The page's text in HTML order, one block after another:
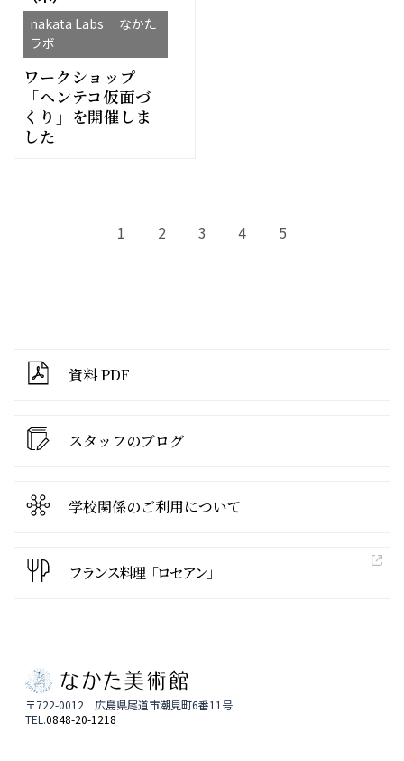
nakata Labs なかた
ラボ
ワークショップ
「ヘンテコ仮面づ
くり」を開催しま
した
1 2 3 4 5
資料 PDF
スタッフのブログ
学校関係のご利用について
フランス料理「ロセアン」
〒722-0012 広島県尾道市潮見町6番11号
TEL.0848-20-1218